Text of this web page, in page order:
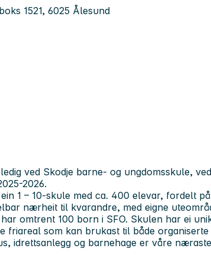
1521, 6025 Ålesund
ved Skodje barne- og ungdomsskule, ved
2026.
1 – 10-skule med ca. 400 elevar, fordelt
nærheit til kvarandre, med eigne
omtrent 100 born i SFO. Skulen har ei
friareal som kan brukast til både organiserte
idrettsanlegg og barnehage er våre